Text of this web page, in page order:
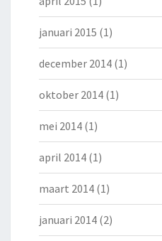
januari 2015 (1)
december 2014 (1)
oktober 2014 (1)
mei 2014 (1)
april 2014 (1)
maart 2014 (1)
januari 2014 (2)